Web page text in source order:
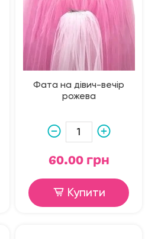
Фата на дівич-вечір
рожева
60.00 грн
Купити